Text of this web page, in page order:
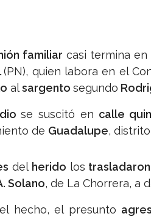
familiar casi termina en
(PN), quien labora en el
alsargento segundo
se suscitó en calle
de Guadalupe,
del herido los trasladaron
Solano, de La Chorrera, a
hecho, el presunto